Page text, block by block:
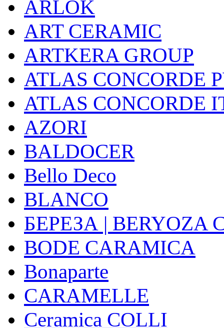
ARLOK
ART CERAMIC
ARTKERA GROUP
ATLAS CONCORDE
ATLAS CONCORDE
AZORI
BALDOCER
Bello Deco
BLANCO
БЕРЕЗА | BERYOZA
BODE CARAMICA
Bonaparte
CARAMELLE
Ceramica COLLI